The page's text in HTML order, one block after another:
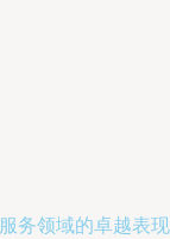
务领域的卓越表